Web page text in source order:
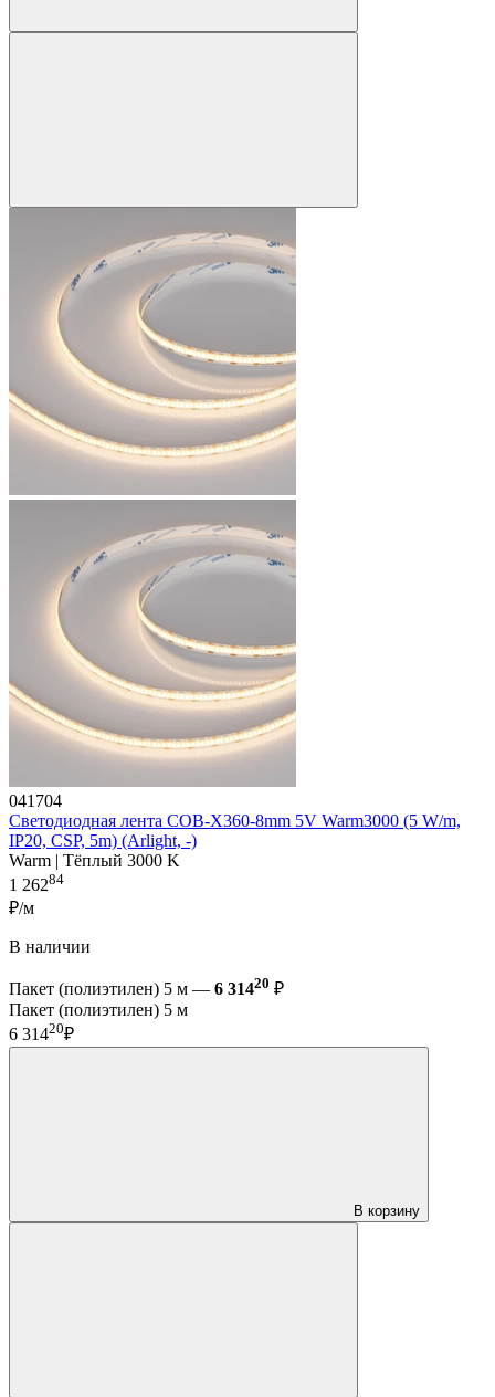
041704
Светодиодная лента COB-X360-8mm 5V Warm3000 (5 W/m,
IP20, CSP, 5m) (Arlight, -)
Warm | Тёплый 3000 K
1 26284
₽/м
В наличии
Пакет (полиэтилен) 5 м — 6 31420 ₽
Пакет (полиэтилен) 5 м
6 31420₽
В корзину